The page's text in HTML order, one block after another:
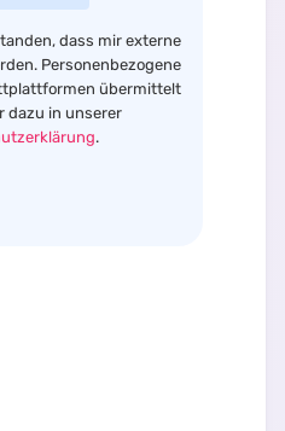
dass mir externe
Personenbezogene
übermittelt
dazu in unserer
.